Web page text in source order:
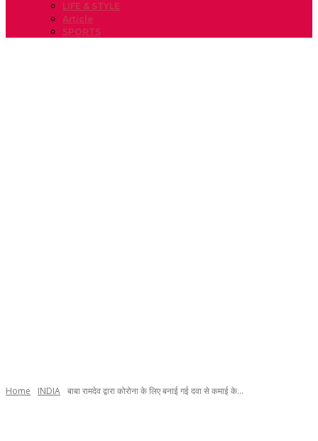
LIFE & STYLE
Article
SPORTS
Home INDIA बाबा रामदेव द्वारा कोरोना के लिए बनाई गई दवा से कमाई के...